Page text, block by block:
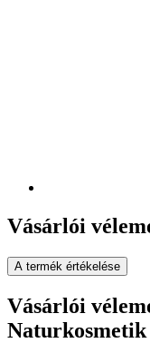
Vásárlói
A termék értékelése
Vásárlói